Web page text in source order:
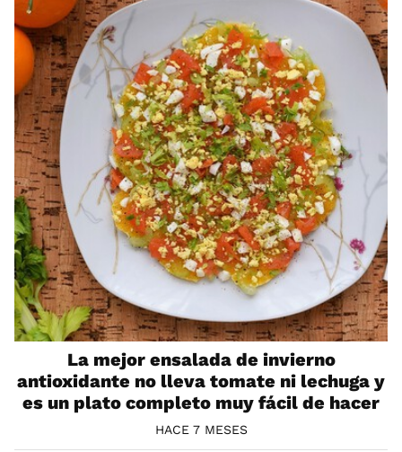
La mejor ensalada de invierno
antioxidante no lleva tomate ni lechuga y
es un plato completo muy fácil de hacer
HACE 7 MESES